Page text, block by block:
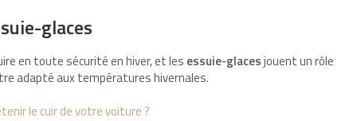
glaces
en toute sécurité en hiver, et les essuie-glacesjouent un rôle
adapté aux températures hivernales.
le cuir de votre voiture ?